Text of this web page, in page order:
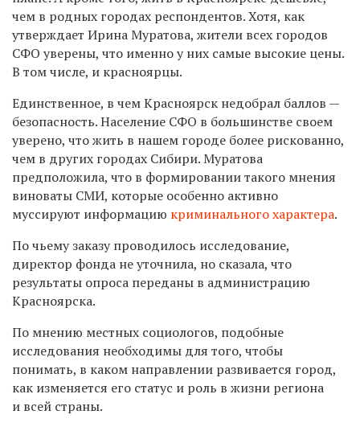
чем в родных городах респондентов. Хотя, как
утверждает Ирина Муратова, жители всех городов
СФО уверены, что именно у них самые высокие цены.
В том числе, и красноярцы.
Единственное, в чем Красноярск недобрал баллов —
безопасность. Население СФО в большинстве своем
уверено, что жить в нашем городе более рискованно,
чем в других городах Сибири. Муратова
предположила, что в формировании такого мнения
виноваты СМИ, которые особенно активно
муссируют информацию криминального характера.
По чьему заказу проводилось исследование,
директор фонда не уточнила, но сказала, что
результаты опроса переданы в администрацию
Красноярска.
По мнению местных социологов, подобные
исследования необходимы для того, чтобы
понимать, в каком направлении развивается город,
как изменяется его статус и роль в жизни региона
и всей страны.